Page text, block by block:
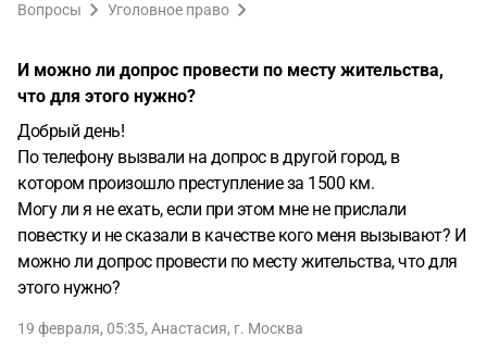
Вопросы Уголовное право
И можно ли допрос провести по месту жительства,
что для этого нужно?
Добрый день!
По телефону вызвали на допрос в другой город, в
котором произошло преступление за 1500 км.
Могу ли я не ехать, если при этом мне не прислали
повестку и не сказали в качестве кого меня вызывают? И
можно ли допрос провести по месту жительства, что для
этого нужно?
19 февраля, 05:35, Анастасия, г. Москва